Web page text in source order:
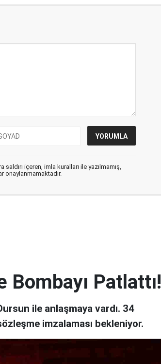
içeren, imla kuralları ile yazılmamış,
onaylanmamaktadır.
Patlattı!
ile anlaşmaya vardı. 34
imzalaması bekleniyor.